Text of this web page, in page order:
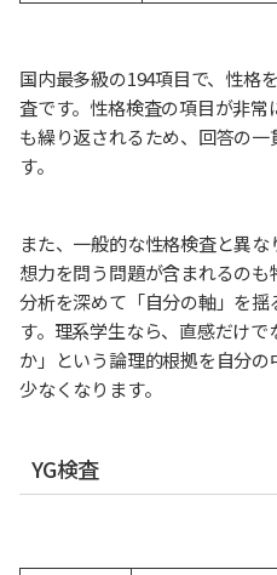
国内最多級の194項目で、性格
査です。性格検査の項目が非
も繰り返されるため、回答の
す。
また、一般的な性格検査と異
想力を問う問題が含まれるの
分析を深めて「自分の軸」を
す。理系学生なら、直感だけ
か」という論理的根拠を自分
少なくなります。
YG検査